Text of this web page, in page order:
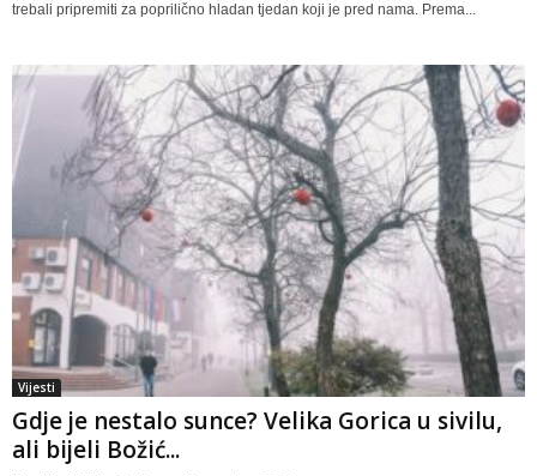
trebali pripremiti za poprilično hladan tjedan koji je pred nama. Prema...
Vijesti
Gdje je nestalo sunce? Velika Gorica u sivilu,
ali bijeli Božić...